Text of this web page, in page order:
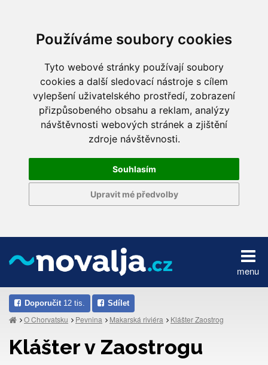
Používáme soubory cookies
Tyto webové stránky používají soubory
cookies a další sledovací nástroje s cílem
vylepšení uživatelského prostředí, zobrazení
přizpůsobeného obsahu a reklam, analýzy
návštěvnosti webových stránek a zjištění
zdroje návštěvnosti.
Souhlasím
Upravit mé předvolby
menu
Doporučit 12 tis. Sdílet
O Chorvatsku Pevnina Makarská riviéra Klášter Zaostrog
Klášter v Zaostrogu